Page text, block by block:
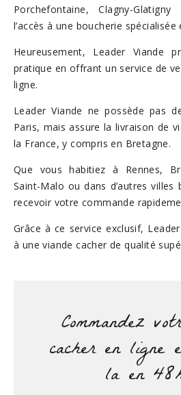
Porchefontaine, Clagny-
l’accès à une boucherie spécialisée
Heureusement, Leader Viande
pratique en offrant un service de
ligne.
Leader Viande ne possède pas
Paris, mais assure la livraison de
la France, y compris en Bretagne.
Que vous habitiez à Rennes,
Saint-Malo ou dans d’autres
recevoir votre commande
Grâce à ce service exclusif,
à une viande cacher de qualité
Commandez
cacher en ligne
la en